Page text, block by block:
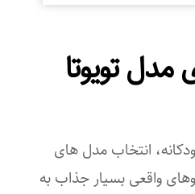
مدل تویوتا
انتخاب مدل های
واقعی بسیار جذاب به